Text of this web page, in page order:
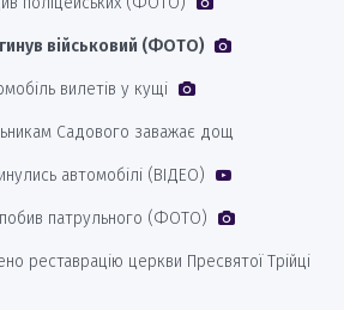
військовий (ФОТО)
вилетів у кущі
Садового заважає дощ
автомобілі (ВІДЕО)
побив патрульного (ФОТО)
реставрацію церкви Пресвятої Трійці